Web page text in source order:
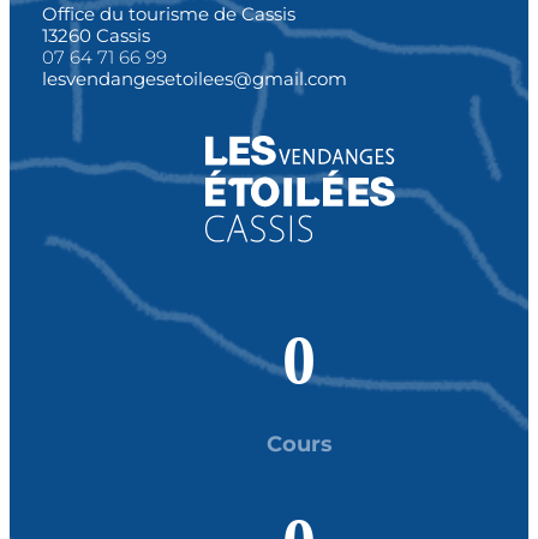
Office du tourisme de Cassis
13260 Cassis
07 64 71 66 99
lesvendangesetoilees@gmail.com
0
Cours